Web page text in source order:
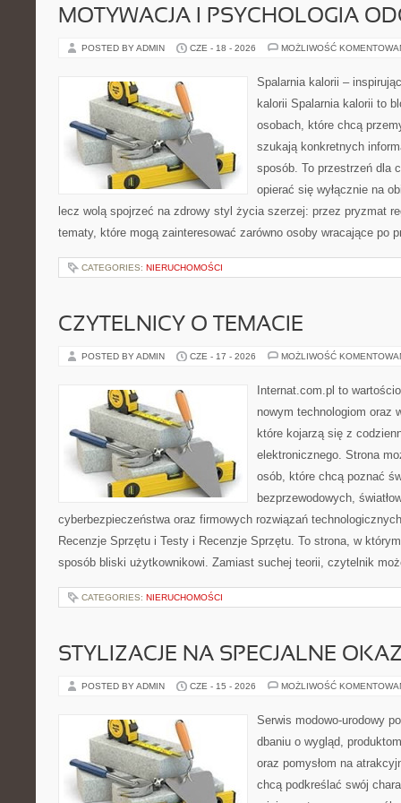
MOTYWACJA I PSYCHOLOGIA
POSTED BY ADMIN CZE - 18 - 2026 MOŻLIWOŚĆ
Spalarnia kalorii –
kalorii Spalarnia kalorii to
osobach, które chcą
szukają konkretnych
sposób. To przestrzeń dla
opierać się wyłącznie na
lecz wolą spojrzeć na zdrowy styl życia szerzej: przez pryzmat
tematy, które mogą zainteresować zarówno osoby wracające po
CATEGORIES: NIERUCHOMOŚCI
CZYTELNICY O TEMACIE
POSTED BY ADMIN CZE - 17 - 2026 MOŻLIWOŚĆ
Internat.com.pl to
nowym technologiom oraz
które kojarzą się z
elektronicznego. Strona
osób, które chcą poznać
bezprzewodowych,
cyberbezpieczeństwa oraz firmowych rozwiązań
Recenzje Sprzętu i Testy i Recenzje Sprzętu. To strona, w
sposób bliski użytkownikowi. Zamiast suchej teorii, czytelnik
CATEGORIES: NIERUCHOMOŚCI
STYLIZACJE NA SPECJALNE
POSTED BY ADMIN CZE - 15 - 2026 MOŻLIWOŚĆ
Serwis modowo-urodowy
dbaniu o wygląd,
oraz pomysłom na
chcą podkreślać swój